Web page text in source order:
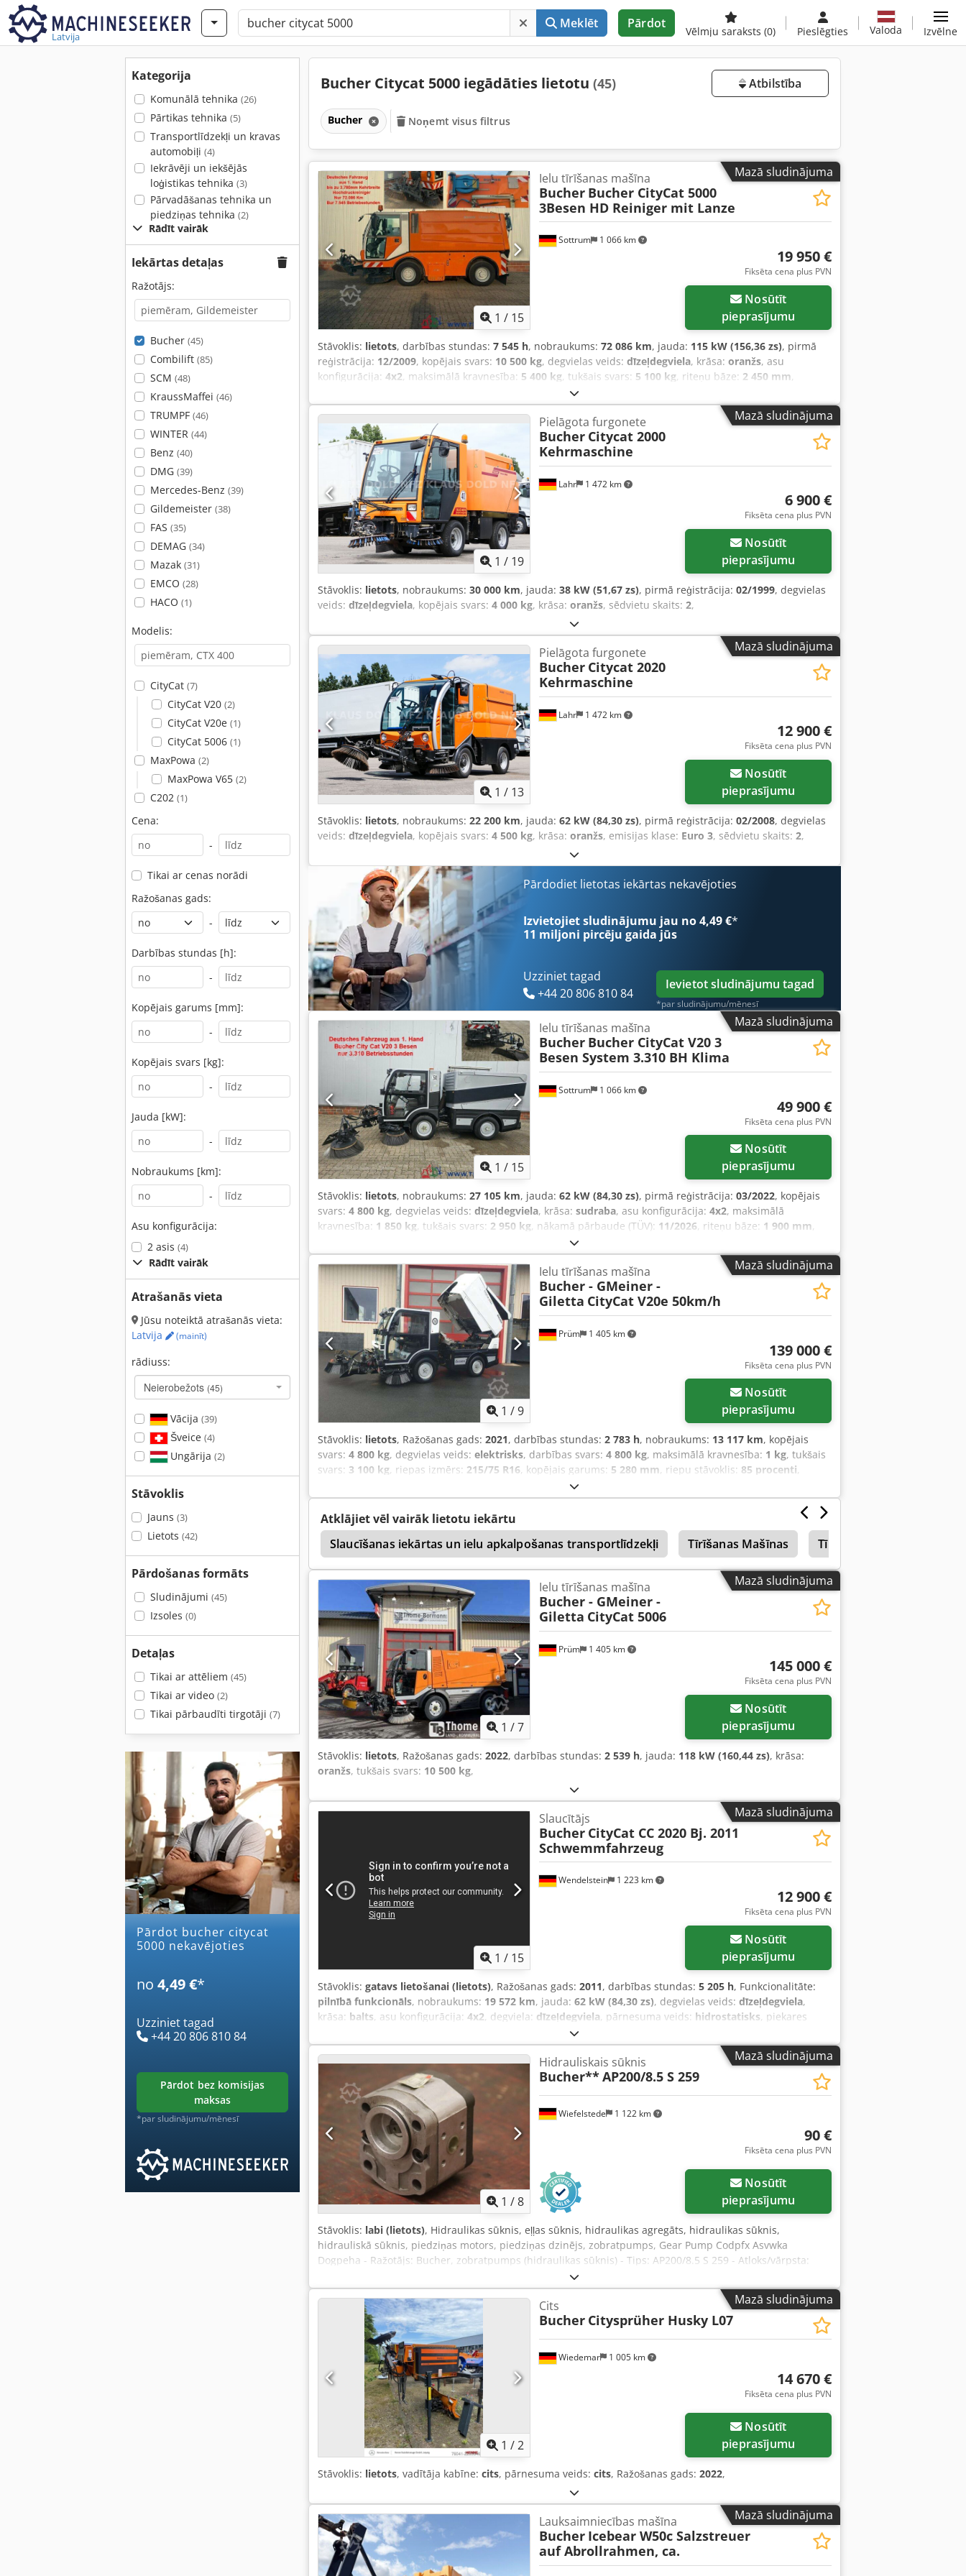
Latvija
Meklēt Pārdot
Vēlmju saraksts (0) Pieslēgties Valoda Izvēlne
Kategorija
Komunālā tehnika (26)
Pārtikas tehnika (5)
Transportlīdzekļi un kravas
automobiļi (4)
Iekrāvēji un iekšējās
loģistikas tehnika (3)
Pārvadāšanas tehnika un
piedziņas tehnika (2)
Rādīt vairāk
Iekārtas detaļas
Ražotājs:
Bucher (45)
Combilift (85)
SCM (48)
KraussMaffei (46)
TRUMPF (46)
WINTER (44)
Benz (40)
DMG (39)
Mercedes-Benz (39)
Gildemeister (38)
FAS (35)
DEMAG (34)
Mazak (31)
EMCO (28)
HACO (1)
Modelis:
CityCat (7)
CityCat V20 (2)
CityCat V20e (1)
CityCat 5006 (1)
MaxPowa (2)
MaxPowa V65 (2)
C202 (1)
Cena:
-
Tikai ar cenas norādi
Ražošanas gads:
-
Darbības stundas [h]:
-
Kopējais garums [mm]:
-
Kopējais svars [kg]:
-
Jauda [kW]:
-
Nobraukums [km]:
-
Asu konfigurācija:
2 asis (4)
Rādīt vairāk
Atrašanās vieta
Jūsu noteiktā atrašanās vieta:
Latvija
(mainīt)
rādiuss:
Neierobežots (45)
Vācija (39)
Šveice (4)
Ungārija (2)
Stāvoklis
Jauns (3)
Lietots (42)
Pārdošanas formāts
Sludinājumi (45)
Izsoles (0)
Detaļas
Tikai ar attēliem (45)
Tikai ar video (2)
Tikai pārbaudīti tirgotāji (7)
Pārdot bucher citycat
5000 nekavējoties
no 4,49 €*
Uzziniet tagad
+44 20 806 810 84
pārdot bez komisijas
maksas
*par sludinājumu/mēnesī
Bucher Citycat 5000 iegādāties lietotu (45) Atbilstība
Bucher Noņemt visus filtrus
Mazā sludinājuma
1 / 15
Sottrum 1 066 km
Ielu tīrīšanas mašīna
Bucher Bucher CityCat 5000
3Besen HD Reiniger mit Lanze
19 950 €
Fiksēta cena plus PVN
pieprasījumu
Stāvoklis: lietots, darbības stundas: 7 545 h, nobraukums: 72 086 km, jauda: 115 kW (156,36 zs), pirmā
reģistrācija: 12/2009, kopējais svars: 10 500 kg, degvielas veids: dīzeļdegviela, krāsa: oranžs, asu
konfigurācija: 4x2, maksimālā kravnesība: 5 400 kg, tukšais svars: 5 100 kg, riteņu bāze: 2 450 mm,
, pārnesuma veids:
telpas tilpums:4 m³, sēdvietu skaits:2, Aprīkojums:ABS, borta dators, gaisa kondicionēšana, kabīne,
kvēpu filtrs
Mazā sludinājuma
1 / 19
Lahr 1 472 km
Pielāgota furgonete
Bucher Citycat 2000
Kehrmaschine
6 900 €
Fiksēta cena plus PVN
pieprasījumu
Stāvoklis: lietots, nobraukums: 30 000 km, jauda: 38 kW (51,67 zs), pirmā reģistrācija: 02/1999, degvielas
veids: dīzeļdegviela, kopējais svars: 4 000 kg, krāsa: oranžs, sēdvietu skaits: 2,
Mazā sludinājuma
1 / 13
Lahr 1 472 km
Pielāgota furgonete
Bucher Citycat 2020
Kehrmaschine
12 900 €
Fiksēta cena plus PVN
pieprasījumu
Stāvoklis: lietots, nobraukums: 22 200 km, jauda: 62 kW (84,30 zs), pirmā reģistrācija: 02/2008, degvielas
veids: dīzeļdegviela, kopējais svars: 4 500 kg, krāsa: oranžs, emisijas klase: Euro 3, sēdvietu skaits: 2,
Pārdodiet lietotas iekārtas nekavējoties
Izvietojiet sludinājumu jau no 4,49 €*
11 miljoni pircēju gaida jūs
Uzziniet tagad
+44 20 806 810 84
Ievietot sludinājumu tagad
*par sludinājumu/mēnesī
Mazā sludinājuma
1 / 15
Sottrum 1 066 km
Ielu tīrīšanas mašīna
Bucher Bucher CityCat V20 3
Besen System 3.310 BH Klima
49 900 €
Fiksēta cena plus PVN
pieprasījumu
Stāvoklis: lietots, nobraukums: 27 105 km, jauda: 62 kW (84,30 zs), pirmā reģistrācija: 03/2022, kopējais
svars: 4 800 kg, degvielas veids: dīzeļdegviela, krāsa: sudraba, asu konfigurācija: 4x2, maksimālā
kravnesība: 1 850 kg, tukšais svars: 2 950 kg, nākamā pārbaude (TÜV): 11/2026, riteņu bāze: 1 900 mm,
, pārnesuma veids:
sēdvietu skaits:2, Aprīkojums:borta dators, gaisa kondicionēšana, kabīne, kruīza kontrole, kvēpu filtrs,
papildu priekšējie lukturi, stāvvietas sensori
, Mazā sludinājuma
1 /9
Prüm 1 405 km
Ielu tīrīšanas mašīna
Bucher - GMeiner -
Giletta CityCat V20e 50km/h
139 000 €
Fiksēta cena plus PVN
pieprasījumu
Stāvoklis: lietots, Ražošanas gads: 2021, darbības stundas: 2 783 h, nobraukums: 13 117 km, kopējais
svars: 4 800 kg, degvielas veids: elektrisks, darbības svars: 4 800 kg, maksimālā kravnesība: 1 kg, tukšais
svars: 3 100 kg, riepas izmērs: 215/75 R16, kopējais garums: 5 280 mm, riepu stāvoklis: 85 procenti,
, aizmugurējās riepas izmērs:
ātrums:50 km/h,
Atklājiet vēl vairāk lietotu iekārtu
Slaucīšanas iekārtas un ielu apkalpošanas transportlīdzekļi
Tīrīšanas Mašīnas Tīrīšanas Mašīnas Lapa
Unimog Fiat 640
Mazā sludinājuma
1 /7
Prüm 1 405 km
Ielu tīrīšanas mašīna
Bucher - GMeiner -
Giletta CityCat 5006
145 000 €
Fiksēta cena plus PVN
pieprasījumu
Stāvoklis: lietots, Ražošanas gads: 2022, darbības stundas: 2 539 h, jauda: 118 kW (160,44 zs), krāsa:
oranžs, tukšais svars: 10 500 kg,
Mazā sludinājuma
1 / 15
Wendelstein 1 223 km
Slaucītājs
Bucher CityCat CC 2020 Bj. 2011
Schwemmfahrzeug
12 900 €
Fiksēta cena plus PVN
pieprasījumu
Stāvoklis: gatavs lietošanai (lietots), Ražošanas gads: 2011, darbības stundas: 5 205 h, Funkcionalitāte:
pilnībā funkcionāls, nobraukums: 19 572 km, jauda: 62 kW (84,30 zs), degvielas veids: dīzeļdegviela,
krāsa: balts, asu konfigurācija: 4x2, degviela: dīzeļdegviela, pārnesuma veids: hidrostatisks, piekares
, Aprīkojums:
troksnis,
Mazā sludinājuma
1 /8
Wiefelstede 1 122 km
Hidrauliskais sūknis
Bucher**AP200/8.5 S 259
90 €
Fiksēta cena plus PVN
pieprasījumu
Stāvoklis: labi (lietots), Hidraulikas sūknis, eļļas sūknis, hidraulikas agregāts, hidraulikas sūknis,
hidrauliskā sūknis, piedziņas motors, piedziņas dzinējs, zobratpumps, Gear Pump Codpfx Asvwka
Dogpeha - Ražotājs: Bucher, zobratpumps (hidraulikas sūknis) - Tips: AP200/8.5 S 259 - Atloks/vārpsta:
skatīt foto, kvadrāts 8 x 17 mm - Daudzums: pieejami 7 sūkņi - Cena: par vienību - Izmēri: 84/82/H100 mm
- Svars: 2,0 kg
Mazā sludinājuma
Pieprasīt vairāk attēlu
1 /2
Wiedemar 1 005 km
Cits
Bucher Citysprüher Husky L07
14 670 €
Fiksēta cena plus PVN
pieprasījumu
Stāvoklis: lietots, vadītāja kabīne: cits, pārnesuma veids: cits, Ražošanas gads: 2022,
Mazā sludinājuma
Lauksaimniecības mašīna
Bucher Icebear W50c Salzstreuer
auf Abrollrahmen, ca.